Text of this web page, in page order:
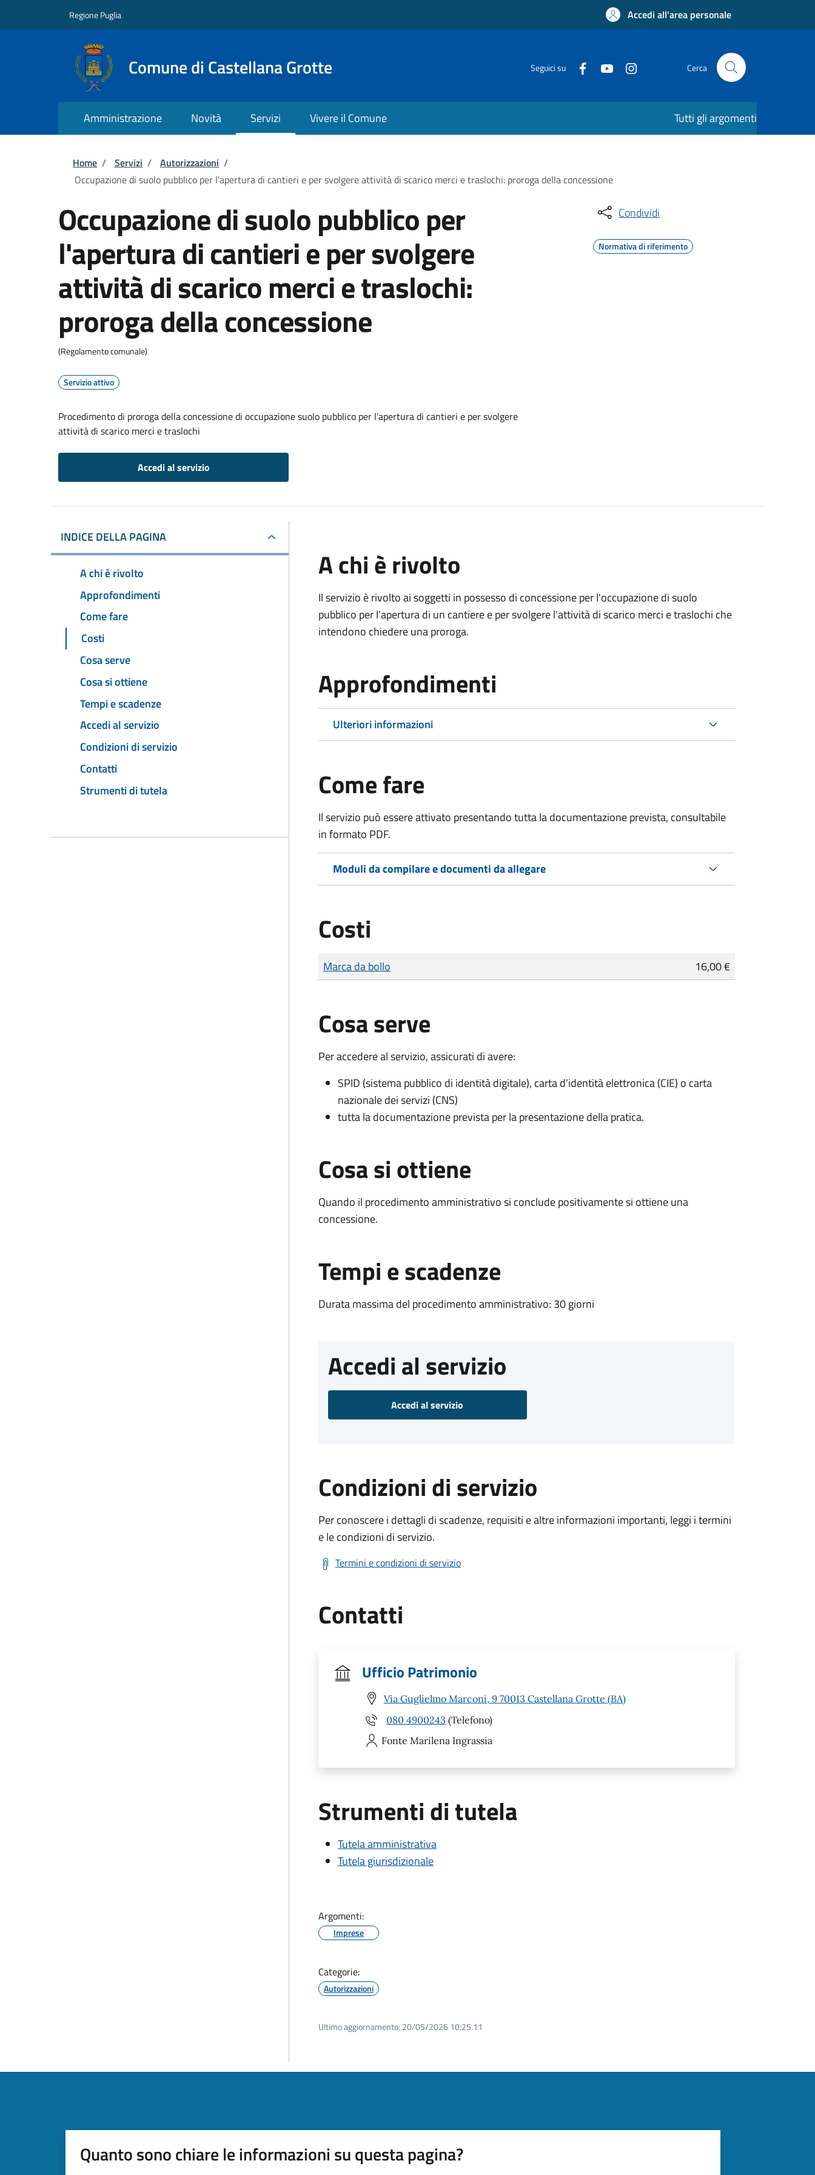
Regione Puglia Accedi all'area personale
Comune di Castellana Grotte Seguici su Cerca
Amministrazione Novità Servizi Vivere il Comune Tutti gli argomenti
Briciole di pane
Home / Servizi / Autorizzazioni /
Occupazione di suolo pubblico per l'apertura di cantieri e per svolgere attività di scarico merci e traslochi: proroga della concessione
Occupazione di suolo pubblico per
l'apertura di cantieri e per svolgere
attività di scarico merci e traslochi:
proroga della concessione
(Regolamento comunale)
Servizio attivo
Procedimento di proroga della concessione di occupazione suolo pubblico per l'apertura di cantieri e per svolgere
attività di scarico merci e traslochi
Accedi al servizio
Condividi
Normativa di riferimento
INDICE DELLA PAGINA
A chi è rivolto
Approfondimenti
Come fare
Costi
Cosa serve
Cosa si ottiene
Tempi e scadenze
Accedi al servizio
Condizioni di servizio
Contatti
Strumenti di tutela
A chi è rivolto
Il servizio è rivolto ai soggetti in possesso di concessione per l'occupazione di suolo
pubblico per l'apertura di un cantiere e per svolgere l'attività di scarico merci e traslochi che
intendono chiedere una proroga.
Approfondimenti
Ulteriori informazioni
Come fare
Il servizio può essere attivato presentando tutta la documentazione prevista, consultabile
in formato PDF.
Moduli da compilare e documenti da allegare
Costi
Tipo di pagamento
Importo
Marca da bollo 16,00 €
Cosa serve
Per accedere al servizio, assicurati di avere:
SPID (sistema pubblico di identità digitale), carta d’identità elettronica (CIE) o carta
nazionale dei servizi (CNS)
tutta la documentazione prevista per la presentazione della pratica.
Cosa si ottiene
Quando il procedimento amministrativo si conclude positivamente si ottiene una
concessione.
Tempi e scadenze
Durata massima del procedimento amministrativo: 30 giorni
Accedi al servizio
Accedi al servizio
Condizioni di servizio
Per conoscere i dettagli di scadenze, requisiti e altre informazioni importanti, leggi i termini
e le condizioni di servizio.
Termini e condizioni di servizio
Contatti
Ufficio Patrimonio
Via Guglielmo Marconi, 9 70013 Castellana Grotte (BA)
080 4900243 (Telefono)
Fonte Marilena Ingrassia
Strumenti di tutela
Tutela amministrativa
Tutela giurisdizionale
Argomenti:
Imprese
Categorie:
Autorizzazioni
Ultimo aggiornamento: 20/05/2026 10:25.11
Quanto sono chiare le informazioni su questa pagina?